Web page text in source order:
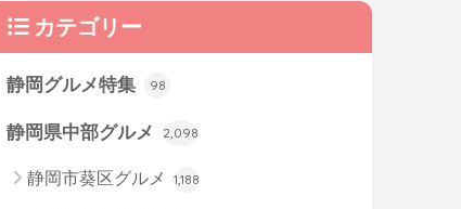
カテゴリー
静岡グルメ特集 98
静岡県中部グルメ 2,098
静岡市葵区グルメ 1,188